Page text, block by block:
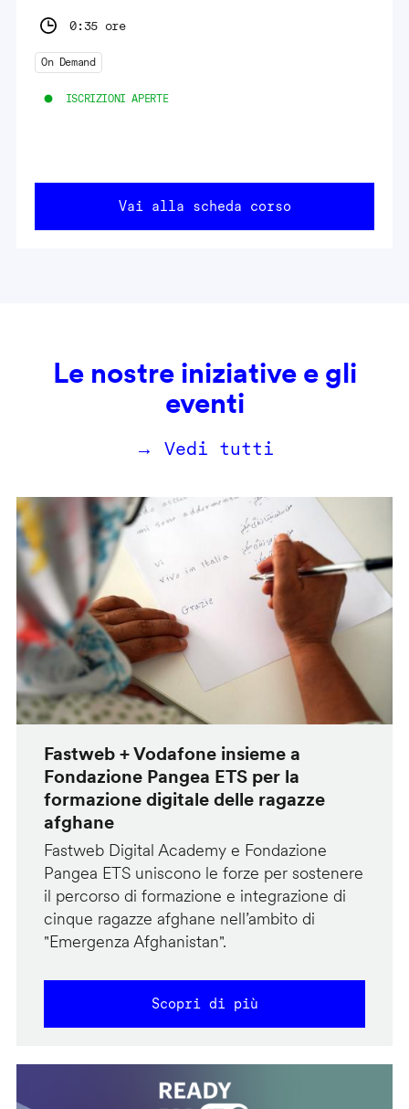
0:35 ore
On Demand
ISCRIZIONI APERTE
Vai alla scheda corso
Le nostre iniziative e gli
eventi
→ Vedi tutti
Fastweb + Vodafone insieme a
Fondazione Pangea ETS per la
formazione digitale delle ragazze
afghane
Fastweb Digital Academy e Fondazione
Pangea ETS uniscono le forze per sostenere
il percorso di formazione e integrazione di
cinque ragazze afghane nell’ambito di
"Emergenza Afghanistan".
Scopri di più